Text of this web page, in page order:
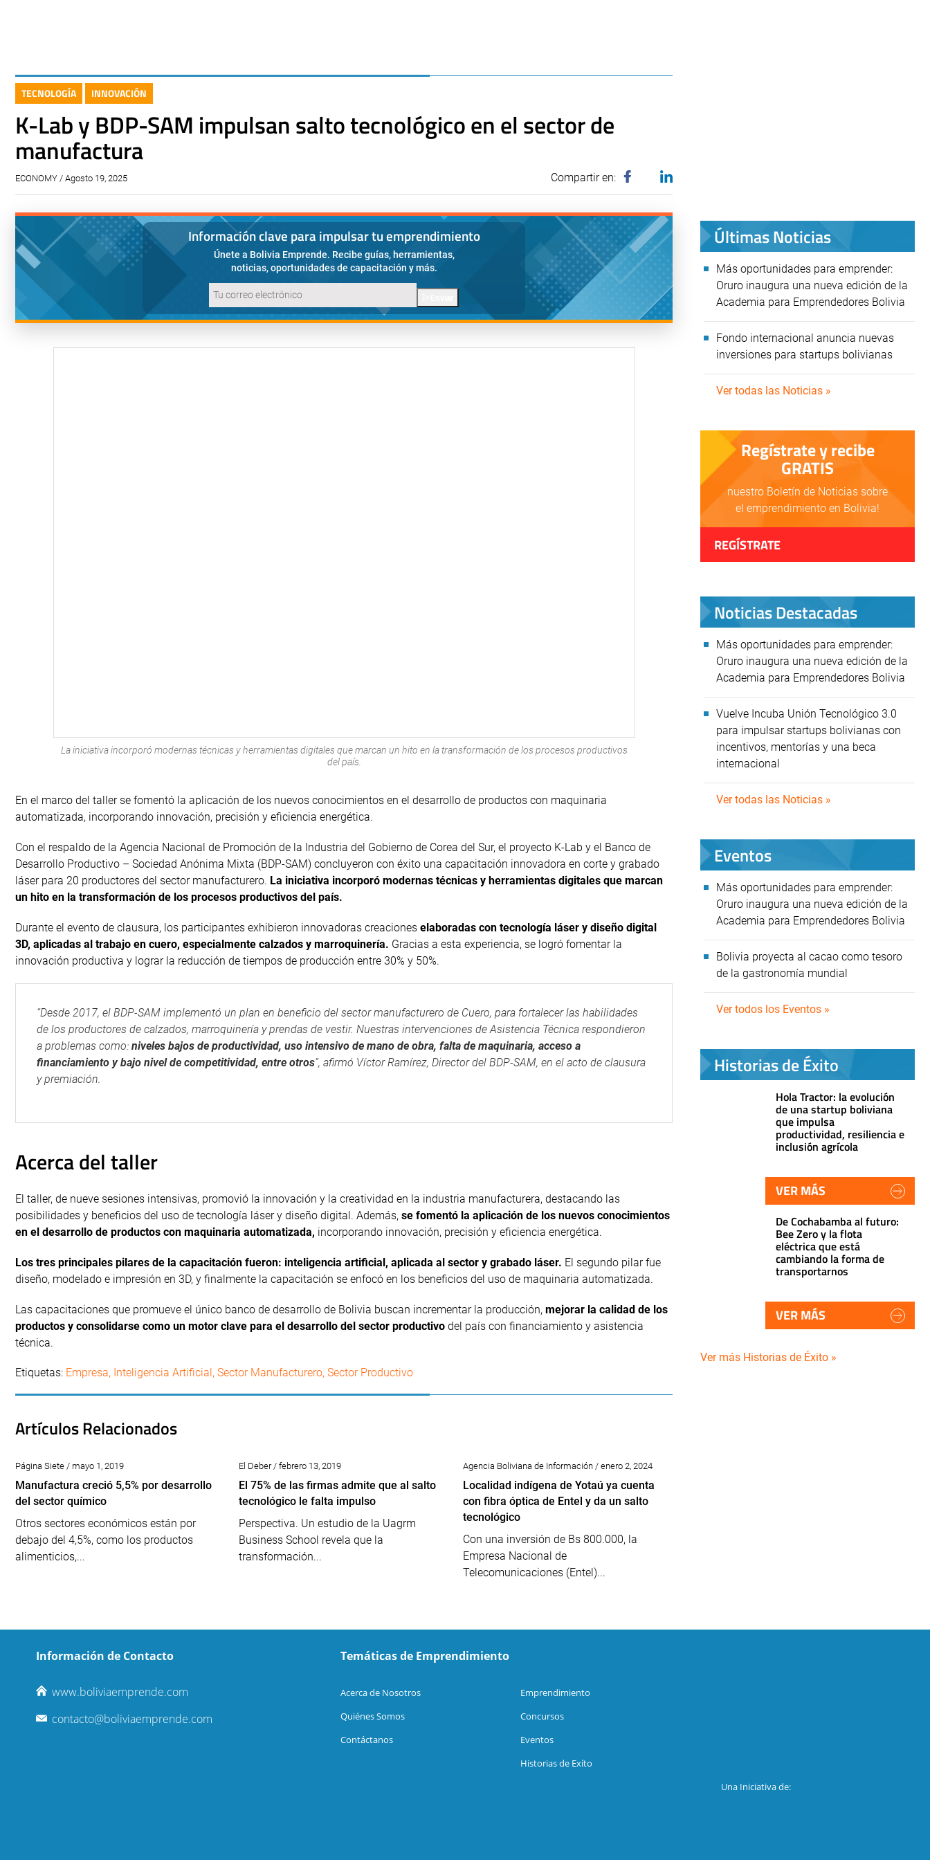
TECNOLOGÍA INNOVACIÓN
K-Lab y BDP-SAM impulsan salto tecnológico en el sector de
manufactura
ECONOMY / Agosto 19, 2025 Compartir en:
Información clave para impulsar tu emprendimiento
Únete a Bolivia Emprende. Recibe guías, herramientas,
noticias, oportunidades de capacitación y más.
La iniciativa incorporó modernas técnicas y herramientas digitales que marcan un hito en la transformación de los procesos productivos
del país.
En el marco del taller se fomentó la aplicación de los nuevos conocimientos en el desarrollo de productos con maquinaria
automatizada, incorporando innovación, precisión y eficiencia energética.
Con el respaldo de la Agencia Nacional de Promoción de la Industria del Gobierno de Corea del Sur, el proyecto K-Lab y el Banco de
Desarrollo Productivo – Sociedad Anónima Mixta (BDP-SAM) concluyeron con éxito una capacitación innovadora en corte y grabado
láser para 20 productores del sector manufacturero. La iniciativa incorporó modernas técnicas y herramientas digitales que marcan
un hito en la transformación de los procesos productivos del país.
Durante el evento de clausura, los participantes exhibieron innovadoras creaciones elaboradas con tecnología láser y diseño digital
3D, aplicadas al trabajo en cuero, especialmente calzados y marroquinería. Gracias a esta experiencia, se logró fomentar la
innovación productiva y lograr la reducción de tiempos de producción entre 30% y 50%.
“Desde 2017, el BDP-SAM implementó un plan en beneficio del sector manufacturero de Cuero, para fortalecer las habilidades
de los productores de calzados, marroquinería y prendas de vestir. Nuestras intervenciones de Asistencia Técnica respondieron
a problemas como: niveles bajos de productividad, uso intensivo de mano de obra, falta de maquinaria, acceso a
financiamiento y bajo nivel de competitividad, entre otros”, afirmó Víctor Ramírez, Director del BDP-SAM, en el acto de clausura
y premiación.
Acerca del taller
El taller, de nueve sesiones intensivas, promovió la innovación y la creatividad en la industria manufacturera, destacando las
posibilidades y beneficios del uso de tecnología láser y diseño digital. Además, se fomentó la aplicación de los nuevos conocimientos
en el desarrollo de productos con maquinaria automatizada, incorporando innovación, precisión y eficiencia energética.
Los tres principales pilares de la capacitación fueron: inteligencia artificial, aplicada al sector y grabado láser. El segundo pilar fue
diseño, modelado e impresión en 3D, y finalmente la capacitación se enfocó en los beneficios del uso de maquinaria automatizada.
Las capacitaciones que promueve el único banco de desarrollo de Bolivia buscan incrementar la producción, mejorar la calidad de los
productos y consolidarse como un motor clave para el desarrollo del sector productivo del país con financiamiento y asistencia
técnica.
Etiquetas: Empresa, Inteligencia Artificial, Sector Manufacturero, Sector Productivo
Artículos Relacionados
Página Siete / mayo 1, 2019
Manufactura creció 5,5% por desarrollo
del sector químico
Otros sectores económicos están por
debajo del 4,5%, como los productos
alimenticios,...
El Deber / febrero 13, 2019
El 75% de las firmas admite que al salto
tecnológico le falta impulso
Perspectiva. Un estudio de la Uagrm
Business School revela que la
transformación...
Agencia Boliviana de Información / enero 2, 2024
Localidad indígena de Yotaú ya cuenta
con fibra óptica de Entel y da un salto
tecnológico
Con una inversión de Bs 800.000, la
Empresa Nacional de
Telecomunicaciones (Entel)...
Últimas Noticias
Más oportunidades para emprender:
Oruro inaugura una nueva edición de la
Academia para Emprendedores Bolivia
Fondo internacional anuncia nuevas
inversiones para startups bolivianas
Ver todas las Noticias »
Regístrate y recibe
GRATIS
nuestro Boletín de Noticias sobre
el emprendimiento en Bolivia!
REGÍSTRATE
Noticias Destacadas
Más oportunidades para emprender:
Oruro inaugura una nueva edición de la
Academia para Emprendedores Bolivia
Vuelve Incuba Unión Tecnológico 3.0
para impulsar startups bolivianas con
incentivos, mentorías y una beca
internacional
Ver todas las Noticias »
Eventos
Más oportunidades para emprender:
Oruro inaugura una nueva edición de la
Academia para Emprendedores Bolivia
Bolivia proyecta al cacao como tesoro
de la gastronomía mundial
Ver todos los Eventos »
Historias de Éxito
Hola Tractor: la evolución
de una startup boliviana
que impulsa
productividad, resiliencia e
inclusión agrícola
VER MÁS
De Cochabamba al futuro:
Bee Zero y la flota
eléctrica que está
cambiando la forma de
transportarnos
VER MÁS
Ver más Historias de Éxito »
Información de Contacto
www.boliviaemprende.com
contacto@boliviaemprende.com
Temáticas de Emprendimiento
Acerca de Nosotros
Quiénes Somos
Contáctanos
Emprendimiento
Concursos
Eventos
Historias de Exíto
Una Iniciativa de: